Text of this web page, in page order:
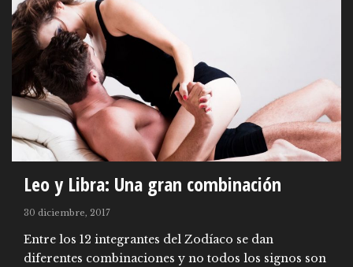
Leo y Libra: Una gran combinación
30 diciembre, 2017
Entre los 12 integrantes del Zodíaco se dan
diferentes combinaciones y no todos los signos son